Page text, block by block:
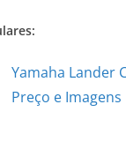
Yamaha Lander
Preço e Imagens